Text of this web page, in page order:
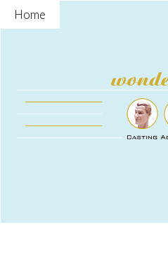
Home